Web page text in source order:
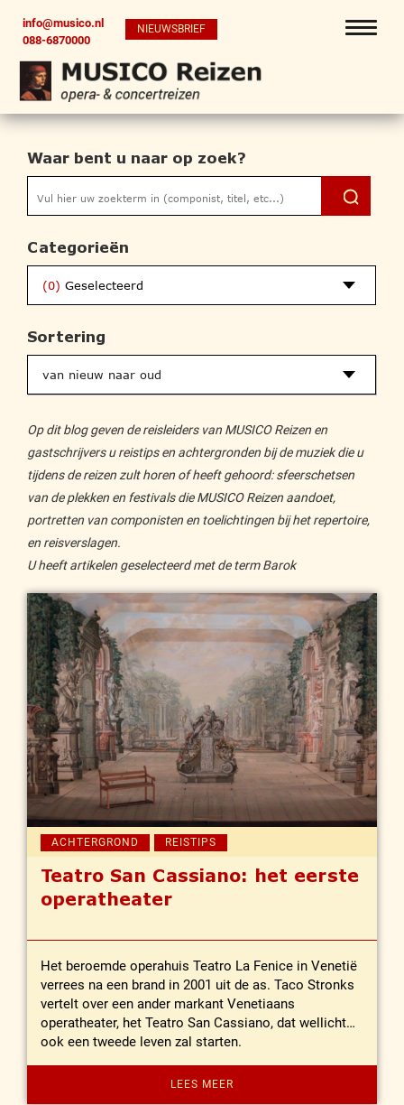
info@musico.nl
088-6870000
NIEUWSBRIEF
Waar bent u naar op zoek?
Categorieën
(0) Geselecteerd
Sortering
Op dit blog geven de reisleiders van MUSICO Reizen en
gastschrijvers u reistips en achtergronden bij de muziek die u
tijdens de reizen zult horen of heeft gehoord: sfeerschetsen
van de plekken en festivals die MUSICO Reizen aandoet,
portretten van componisten en toelichtingen bij het repertoire,
en reisverslagen.
U heeft artikelen geselecteerd met de term Barok
ACHTERGROND REISTIPS
Teatro San Cassiano: het eerste
operatheater
Het beroemde operahuis Teatro La Fenice in Venetië
verrees na een brand in 2001 uit de as. Taco Stronks
vertelt over een ander markant Venetiaans
operatheater, het Teatro San Cassiano, dat wellicht
ook een tweede leven zal starten.
LEES MEER